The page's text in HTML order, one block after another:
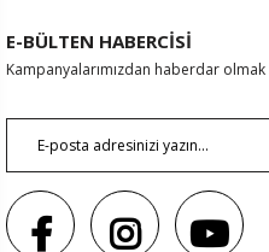
E-BÜLTEN HABERCİSİ
Kampanyalarımızdan haberdar